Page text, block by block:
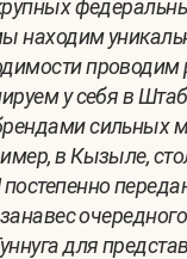
находим
у себя в
сильных
в Кызыле,
для